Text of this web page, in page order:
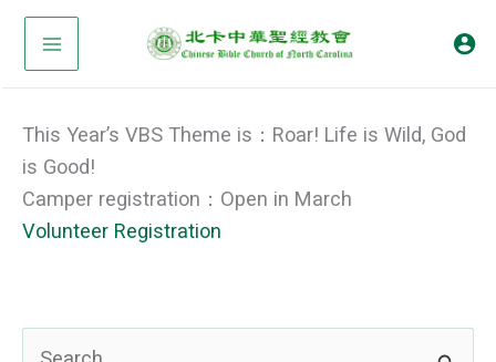
Skip
This Year’s VBS Theme is：Roar! Life is Wild, God
is Good!
Camper registration：Open in March
Volunteer Registration